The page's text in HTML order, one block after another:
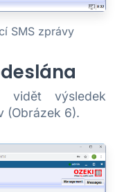
SMS zprávy
vidět výsledek
(Obrázek 6).